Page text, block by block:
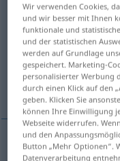
Furie [ˈfuːriə]f <Furie;
Übersicht aller
(Für mehr Details die
furia
furiaf Furie MYTH a.
Wir verwenden Cookies,
und wir besser mit Ihnen
funktionale und
und der statistischen
werden auf Grundlage
gespeichert. Marketing-
personalisierter Werbung
durch einen Klick auf den
geben. Klicken Sie
können Ihre Einwilligung
Webseite widerrufen.
und den
Button „Mehr Optionen“.
Datenverarbeitung